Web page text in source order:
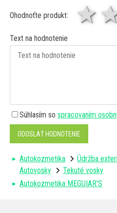
Ohodnoťte produkt:
Text na hodnotenie
Súhlasím so spracovaním
ODOSLAŤ HODNOTENIE
Autokozmetika Údržba
Autovosky
Tekuté vosky
Autokozmetika MEGUIAR'S